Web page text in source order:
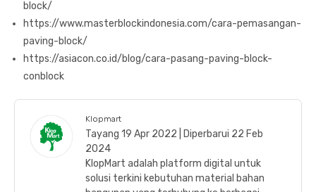
block/
https://www.masterblockindonesia.com/cara-pemasangan-
paving-block/
https://asiacon.co.id/blog/cara-pasang-paving-block-
conblock
Klopmart
Tayang 19 Apr 2022 | Diperbarui 22 Feb
2024
KlopMart adalah platform digital untuk
solusi terkini kebutuhan material bahan